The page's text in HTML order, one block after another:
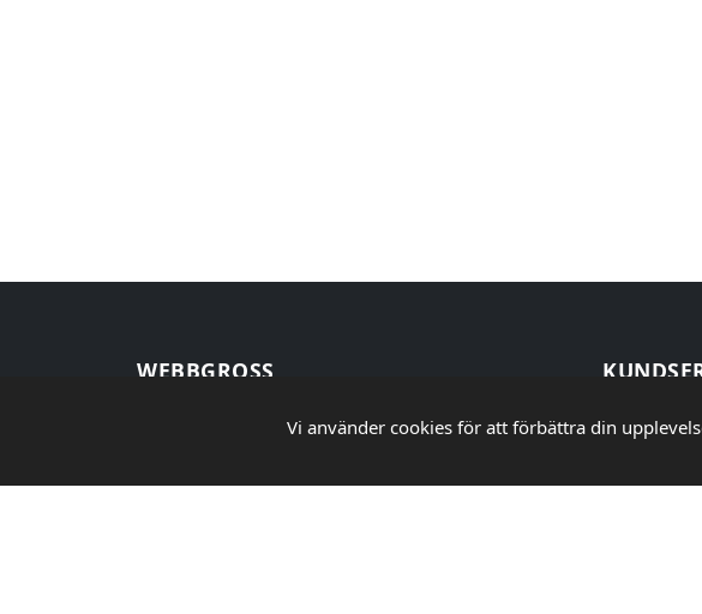
WEBBGROSS
Din pålitliga partner för kontorsmaterial,
ett brett sortiment av kvalitetsprodukter till
Så
Vi använder cookies för att förbättra din